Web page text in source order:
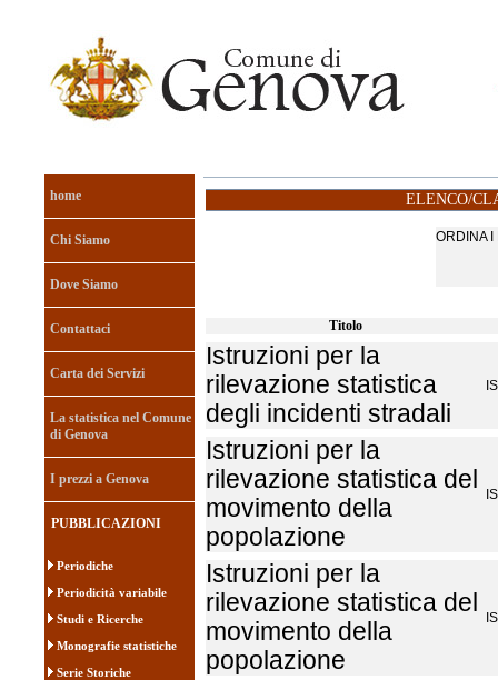
home
Chi Siamo
Dove Siamo
Contattaci
Carta dei Servizi
La statistica nel Comune
di Genova
I prezzi a Genova
PUBBLICAZIONI
Periodiche
Periodicità variabile
Studi e Ricerche
Monografie statistiche
Serie Storiche
ELENCO/
Titolo
Istruzioni per la
rilevazione statistica
degli incidenti stradali
Istruzioni per la
rilevazione statistica del
movimento della
popolazione
Istruzioni per la
rilevazione statistica del
movimento della
popolazione